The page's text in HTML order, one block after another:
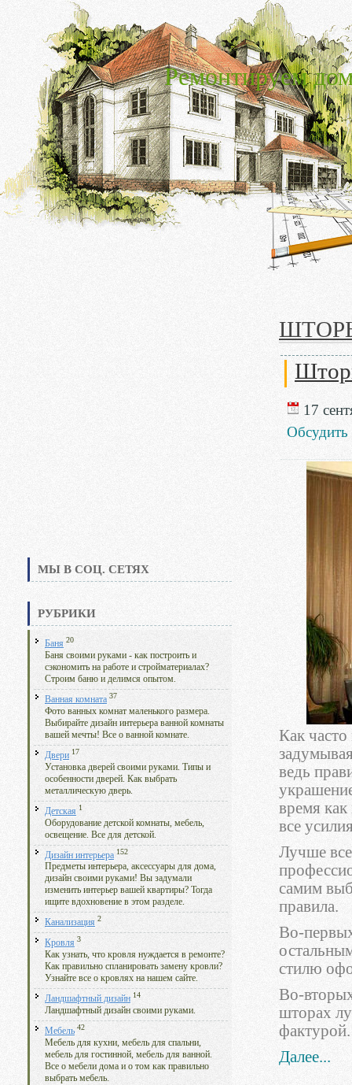
Ремонтируем
МЫ В СОЦ. СЕТЯХ
РУБРИКИ
Баня 20
Баня своими руками - как построить и
сэкономить на работе и стройматериалах?
Строим баню и делимся опытом.
Ванная комната 37
Фото ванных комнат маленького размера.
Выбирайте дизайн интерьера ванной комнаты
вашей мечты! Все о ванной комнате.
Двери 17
Установка дверей своими руками. Типы и
особенности дверей. Как выбрать
металлическую дверь.
Детская 1
Оборудование детской комнаты, мебель,
освещение. Все для детской.
Дизайн интерьера 152
Предметы интерьера, аксессуары для дома,
дизайн своими руками! Вы задумали
изменить интерьер вашей квартиры? Тогда
ищите вдохновение в этом разделе.
Канализация 2
Кровля 3
Как узнать, что кровля нуждается в ремонте?
Как правильно спланировать замену кровли?
Узнайте все о кровлях на нашем сайте.
Ландшафтный дизайн 14
Ландшафтный дизайн своими руками.
Мебель 42
Мебель для кухни, мебель для спальни,
мебель для гостинной, мебель для ванной.
Все о мебели дома и о том как правильно
выбрать мебель.
17
Обсудить
Как
ведь
время как
все
Лучше
самим
правила.
Во-
стилю
Во-
шторах
фактурой.
Далее...